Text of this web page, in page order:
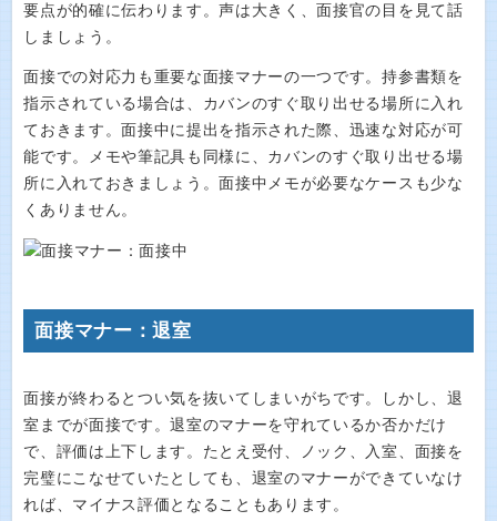
要点が的確に伝わります。声は大きく、面接官の目を見て話
しましょう。
面接での対応力も重要な面接マナーの一つです。持参書類を
指示されている場合は、カバンのすぐ取り出せる場所に入れ
ておきます。面接中に提出を指示された際、迅速な対応が可
能です。メモや筆記具も同様に、カバンのすぐ取り出せる場
所に入れておきましょう。面接中メモが必要なケースも少な
くありません。
面接マナー：退室
面接が終わるとつい気を抜いてしまいがちです。しかし、退
室までが面接です。退室のマナーを守れているか否かだけ
で、評価は上下します。たとえ受付、ノック、入室、面接を
完璧にこなせていたとしても、退室のマナーができていなけ
れば、マイナス評価となることもあります。